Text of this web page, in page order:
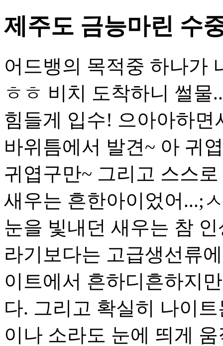
제주도 금능마린 수
어드뱅의 목적중 하나가
ㅎㅎ 비치 도착하니 썰
힘들게 입수! 으아아하
바위틈에서 발견~ 아 귀
귀엽구만~ 그리고 스스
새우는 흔한아이었어...;
눈을 빛내던 새우는 참
라기보다는 고급생선류
이트에서 흔하디흔하지
다. 그리고 확실히 나이
이나 소라도 눈에 띄게